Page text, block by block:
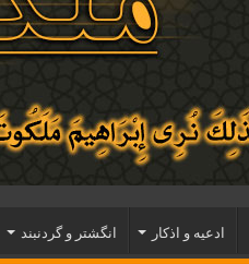
ادعيه و اذكار انگشتر و گردنبند